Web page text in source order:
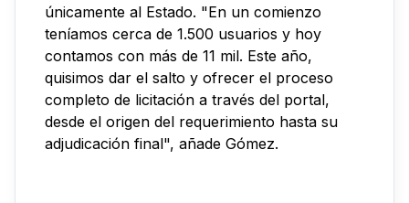
únicamente al Estado. "En un comienzo
teníamos cerca de 1.500 usuarios y hoy
contamos con más de 11 mil. Este año,
quisimos dar el salto y ofrecer el proceso
completo de licitación a través del portal,
desde el origen del requerimiento hasta su
adjudicación final", añade Gómez.